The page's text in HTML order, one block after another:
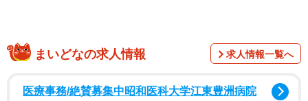
まいどなの求人情報 求人情報一覧へ
医療事務/絶賛募集中昭和医科大学江東豊洲病院